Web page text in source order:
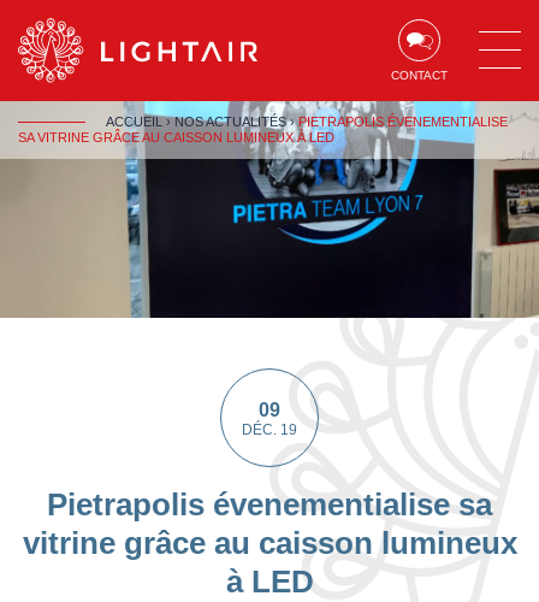
Aller au contenu Aller à la recherche
CONTACT
ACCUEIL›NOS ACTUALITÉS›PIETRAPOLIS ÉVENEMENTIALISE
SA VITRINE GRÂCE AU CAISSON LUMINEUX À LED
Pietrapolis évenementialise sa
vitrine grâce au caisson lumineux
à LED
09
DÉC. 19